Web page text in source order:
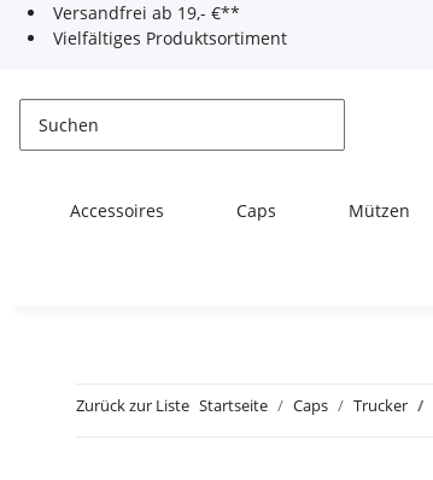
Versandfrei ab 19,- €**
Vielfältiges Produktsortiment
Accessoires Caps Mützen
Zurück zur Liste Startseite Caps Trucker